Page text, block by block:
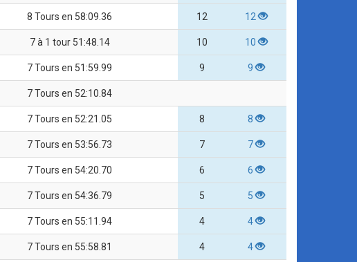
8 Tours en 58:09.36 12 12
7 à 1 tour 51:48.14 10 10
7 Tours en 51:59.99 9 9
7 Tours en 52:10.84
7 Tours en 52:21.05 8 8
7 Tours en 53:56.73 7 7
7 Tours en 54:20.70 6 6
7 Tours en 54:36.79 5 5
7 Tours en 55:11.94 4 4
7 Tours en 55:58.81 4 4